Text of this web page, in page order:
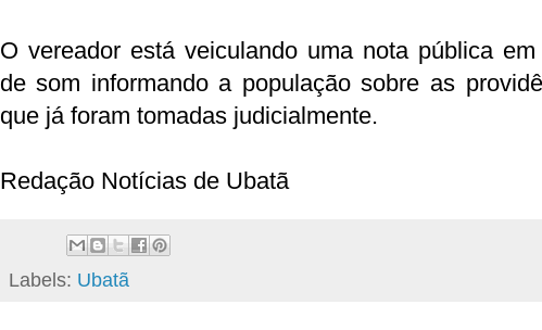
O vereador está veiculando uma nota pública em
de som informando a população sobre as
que já foram tomadas judicialmente.
Redação Notícias de Ubatã
Labels: Ubatã